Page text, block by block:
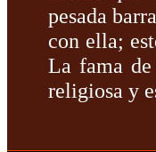
pesada
con ella;
La fama
religiosa y